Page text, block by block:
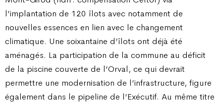
l’implantation de 120 îlots avec notamment de
nouvelles essences en lien avec le changement
climatique. Une soixantaine d’îlots ont déjà été
aménagés. La participation de la commune au déficit
de la piscine couverte de l’Orval, ce qui devrait
permettre une modernisation de l’infrastructure, figure
également dans le pipeline de l’Exécutif. Au même titre